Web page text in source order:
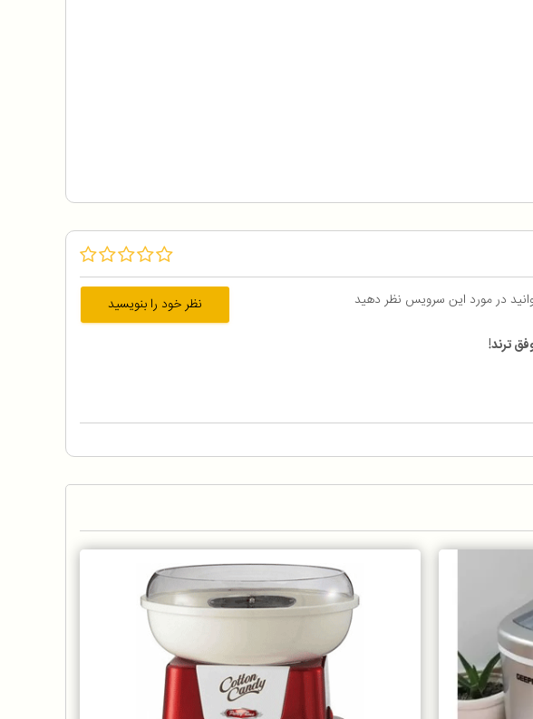
در مورد این سرویس نظر دهید
نظر خود را بنویسید
ترند!